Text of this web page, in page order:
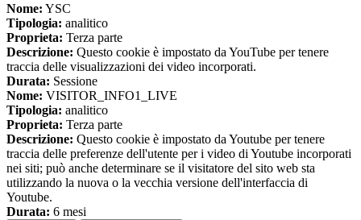
Nome: YSC
Tipologia: analitico
Proprieta: Terza parte
Descrizione: Questo cookie è impostato da YouTube per tenere
traccia delle visualizzazioni dei video incorporati.
Durata: Sessione
Nome: VISITOR_INFO1_LIVE
Tipologia: analitico
Proprieta: Terza parte
Descrizione: Questo cookie è impostato da Youtube per tenere
traccia delle preferenze dell'utente per i video di Youtube incorporati
nei siti; può anche determinare se il visitatore del sito web sta
utilizzando la nuova o la vecchia versione dell'interfaccia di
Youtube.
Durata: 6 mesi